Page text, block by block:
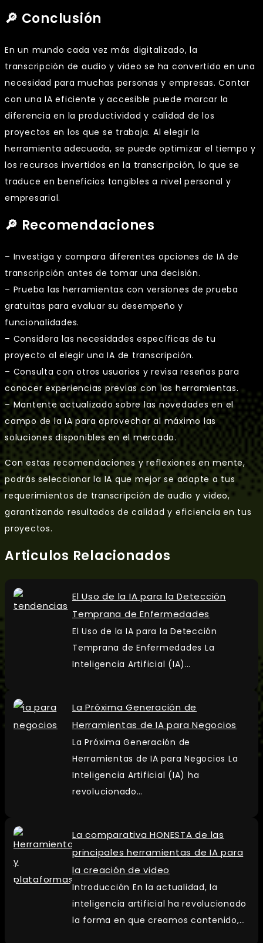
🔎 Conclusión
En un mundo cada vez más digitalizado, la
transcripción de audio y video se ha convertido en una
necesidad para muchas personas y empresas. Contar
con una IA eficiente y accesible puede marcar la
diferencia en la productividad y calidad de los
proyectos en los que se trabaja. Al elegir la
herramienta adecuada, se puede optimizar el tiempo y
los recursos invertidos en la transcripción, lo que se
traduce en beneficios tangibles a nivel personal y
empresarial.
🔎 Recomendaciones
– Investiga y compara diferentes opciones de IA de
transcripción antes de tomar una decisión.
– Prueba las herramientas con versiones de prueba
gratuitas para evaluar su desempeño y
funcionalidades.
– Considera las necesidades específicas de tu
proyecto al elegir una IA de transcripción.
– Consulta con otros usuarios y revisa reseñas para
conocer experiencias previas con las herramientas.
– Mantente actualizado sobre las novedades en el
campo de la IA para aprovechar al máximo las
soluciones disponibles en el mercado.
Con estas recomendaciones y reflexiones en mente,
podrás seleccionar la IA que mejor se adapte a tus
requerimientos de transcripción de audio y video,
garantizando resultados de calidad y eficiencia en tus
proyectos.
Articulos Relacionados
El Uso de la IA para la Detección
Temprana de Enfermedades
El Uso de la IA para la Detección
Temprana de Enfermedades La
Inteligencia Artificial (IA)…
La Próxima Generación de
Herramientas de IA para Negocios
La Próxima Generación de
Herramientas de IA para Negocios La
Inteligencia Artificial (IA) ha
revolucionado…
La comparativa HONESTA de las
principales herramientas de IA para
la creación de video
Introducción En la actualidad, la
inteligencia artificial ha revolucionado
la forma en que creamos contenido,…